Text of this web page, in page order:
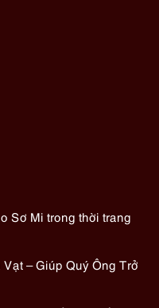
Sơ Mi trong thời trang
– Giúp Quý Ông Trở